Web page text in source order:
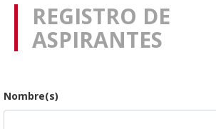
REGISTRO DE
ASPIRANTES
Nombre(s)